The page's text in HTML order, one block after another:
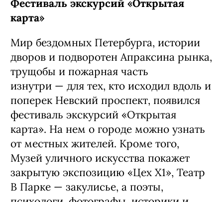
Фестиваль экскурсий «Открытая
карта»
Мир бездомных Петербурга, истории
дворов и подворотен Апраксина рынка,
трущобы и пожарная часть
изнутри — для тех, кто исходил вдоль и
поперек Невский проспект, появился
фестиваль экскурсий «Открытая
карта». На нем о городе можно узнать
от местных жителей. Кроме того,
Музей уличного искусства покажет
закрытую экспозицию «Цех Х1», Театр
В Парке — закулисье, а поэты,